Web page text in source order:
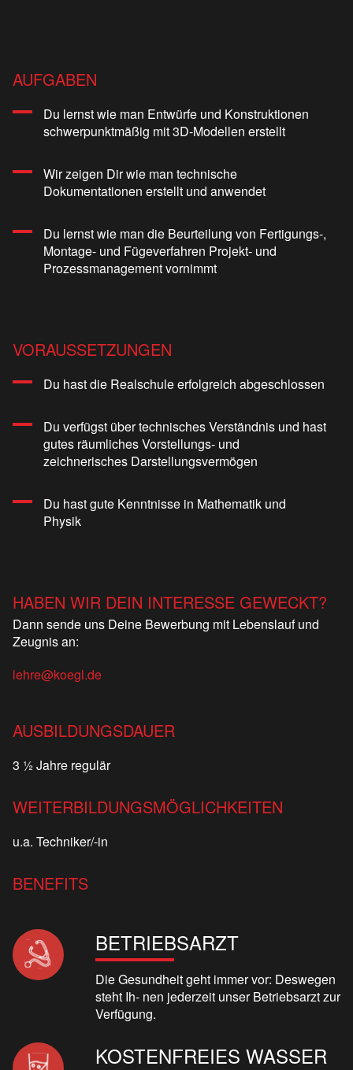
AUFGABEN
Du lernst wie man Entwürfe und Konstruktionen
schwerpunktmäßig mit 3D-Modellen erstellt
Wir zeigen Dir wie man technische
Dokumentationen erstellt und anwendet
Du lernst wie man die Beurteilung von Fertigungs-,
Montage- und Fügeverfahren Projekt- und
Prozessmanagement vornimmt
VORAUSSETZUNGEN
Du hast die Realschule erfolgreich abgeschlossen
Du verfügst über technisches Verständnis und hast
gutes räumliches Vorstellungs- und
zeichnerisches Darstellungsvermögen
Du hast gute Kenntnisse in Mathematik und
Physik
HABEN WIR DEIN INTERESSE GEWECKT?
Dann sende uns Deine Bewerbung mit Lebenslauf und
Zeugnis an:
lehre@koegl.de
AUSBILDUNGSDAUER
3 ½ Jahre regulär
WEITERBILDUNGSMÖGLICHKEITEN
u.a. Techniker/-in
BENEFITS
BETRIEBSARZT
Die Gesundheit geht immer vor: Deswegen
steht Ih- nen jederzeit unser Betriebsarzt zur
Verfügung.
KOSTENFREIES WASSER